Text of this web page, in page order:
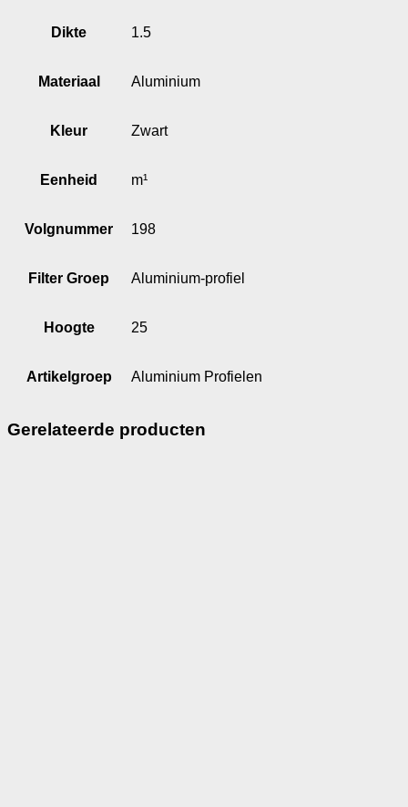
Dikte 1.5
Materiaal Aluminium
Kleur Zwart
Eenheid m¹
Volgnummer 198
Filter Groep Aluminium-profiel
Hoogte 25
Artikelgroep Aluminium Profielen
Gerelateerde producten